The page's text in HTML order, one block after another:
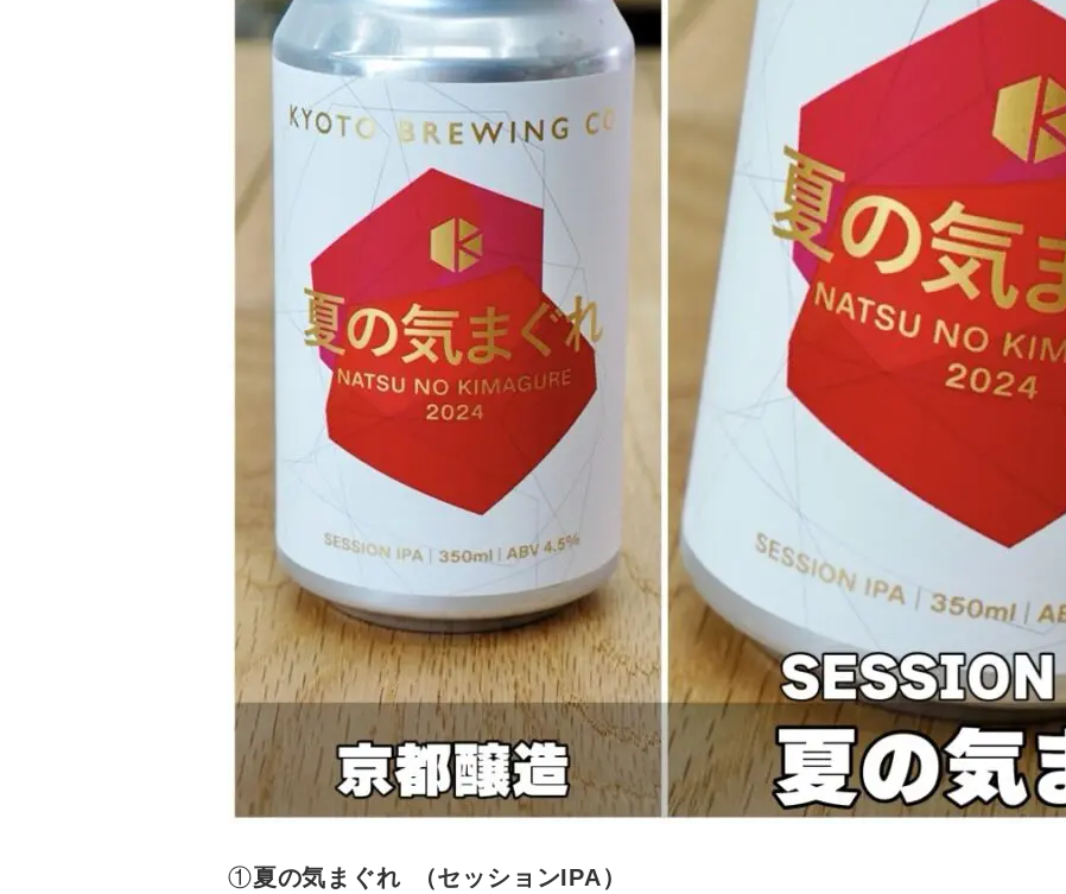
①夏の気まぐれ （セッションIPA）